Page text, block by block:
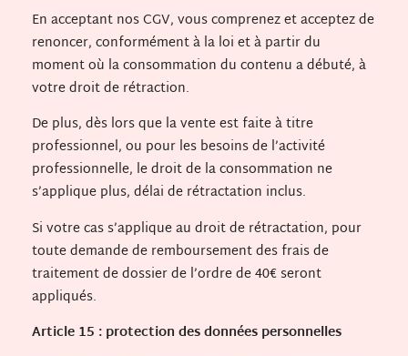
En acceptant nos CGV, vous comprenez et acceptez de
renoncer, conformément à la loi et à partir du
moment où la consommation du contenu a débuté, à
votre droit de rétraction.
De plus, dès lors que la vente est faite à titre
professionnel, ou pour les besoins de l’activité
professionnelle, le droit de la consommation ne
s’applique plus, délai de rétractation inclus.
Si votre cas s’applique au droit de rétractation, pour
toute demande de remboursement des frais de
traitement de dossier de l’ordre de 40€ seront
appliqués.
Article 15 : protection des données personnelles